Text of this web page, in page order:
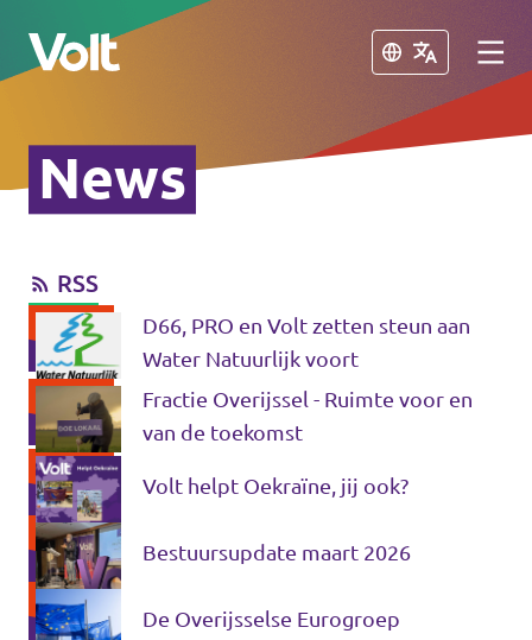
Sluiten
Communities
Volt Deventer
Volt Enschede
Volt Hengelo
Volt Zwolle
Sluiten
Standpunten
Over Volt
Mensen
Nieuws
Agenda
News
RSS
D66, PRO en Volt zetten steun aan
Water Natuurlijk voort
Fractie Overijssel - Ruimte voor en
van de toekomst
Volt helpt Oekraïne, jij ook?
Bestuursupdate maart 2026
De Overijsselse Eurogroep